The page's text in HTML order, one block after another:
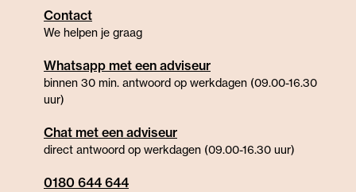
Contact
We helpen je graag
Whatsapp met een adviseur
binnen 30 min. antwoord op werkdagen (09.00-16.30
uur)
Chat met een adviseur
direct antwoord op werkdagen (09.00-16.30 uur)
0180 644 644